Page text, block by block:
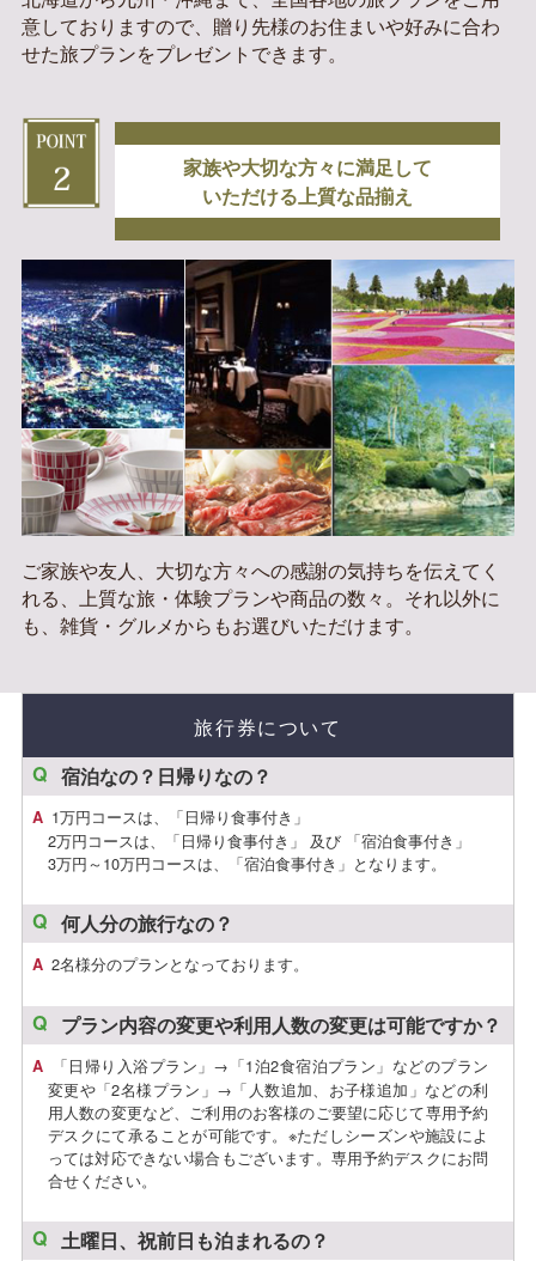
意しておりますので、贈り先様のお住まいや好みに合わ
せた旅プランをプレゼントできます。
家族や大切な方々に満足して
いただける上質な品揃え
ご家族や友人、大切な方々への感謝の気持ちを伝えてく
れる、上質な旅・体験プランや商品の数々。それ以外に
も、雑貨・グルメからもお選びいただけます。
旅行券について
宿泊なの？日帰りなの？
1万円コースは、「日帰り食事付き」
2万円コースは、「日帰り食事付き」 及び 「宿泊食事付き」
3万円～10万円コースは、「宿泊食事付き」となります。
何人分の旅行なの？
2名様分のプランとなっております。
プラン内容の変更や利用人数の変更は可能ですか？
「日帰り入浴プラン」→「1泊2食宿泊プラン」などのプラン
変更や「2名様プラン」→「人数追加、お子様追加」などの利
用人数の変更など、ご利用のお客様のご要望に応じて専用予約
デスクにて承ることが可能です。※ただしシーズンや施設によ
っては対応できない場合もございます。専用予約デスクにお問
合せください。
土曜日、祝前日も泊まれるの？